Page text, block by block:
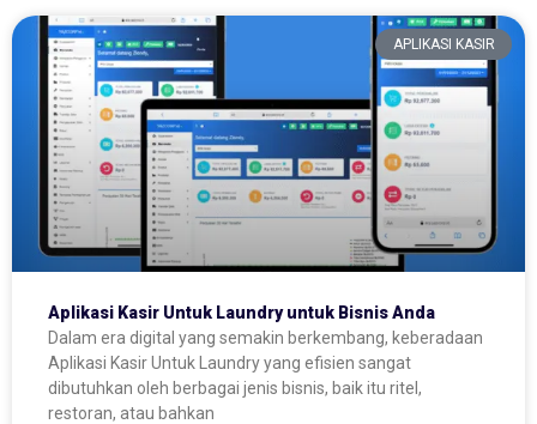
APLIKASI KASIR
Aplikasi Kasir Untuk Laundry untuk Bisnis Anda
Dalam era digital yang semakin berkembang, keberadaan
Aplikasi Kasir Untuk Laundry yang efisien sangat
dibutuhkan oleh berbagai jenis bisnis, baik itu ritel,
restoran, atau bahkan